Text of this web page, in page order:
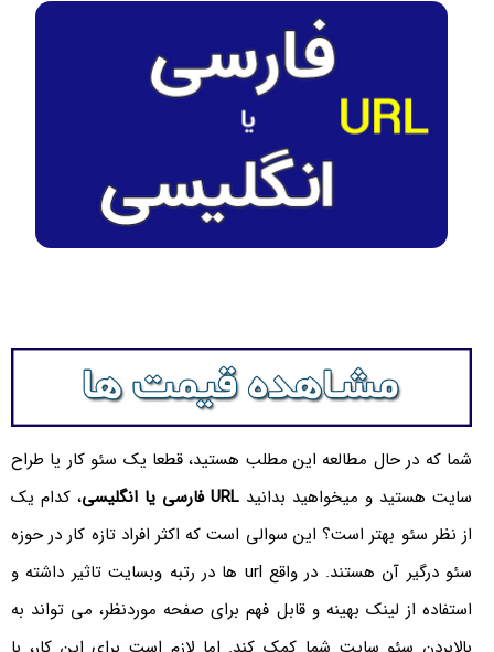
شما که در حال مطالعه این مطلب هستید، قطعا یک سئو کار یا طراح
سایت هستید و میخواهید بدانید URL فارسی یا انگلیسی
، کدام یک
از نظر سئو بهتر است؟ این سوالی است که اکثر افراد تازه کار در حوزه
سئو درگیر آن هستند. در واقع url ها در رتبه وبسایت تاثیر داشته و
استفاده از لینک بهینه و قابل فهم برای صفحه موردنظر، می تواند به